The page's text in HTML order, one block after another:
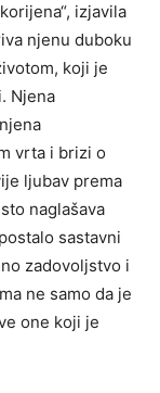
izjavila
njenu duboku
koji je
Njena
vrta i brizi o
ljubav prema
naglašava
sastavni
zadovoljstvo i
ne samo da je
one koji je